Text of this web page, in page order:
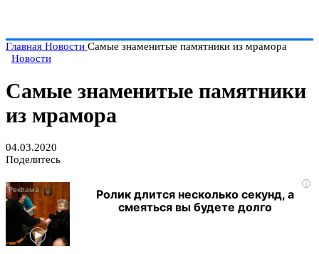
Главная Новости Самые знаменитые памятники из мрамора
Новости
Самые знаменитые памятники
из мрамора
04.03.2020
Поделитесь
i
Ролик длится несколько секунд, а
смеяться вы будете долго